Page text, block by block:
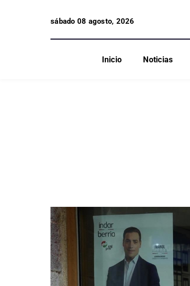
sábado 08 agosto, 2026
Inicio Noticias